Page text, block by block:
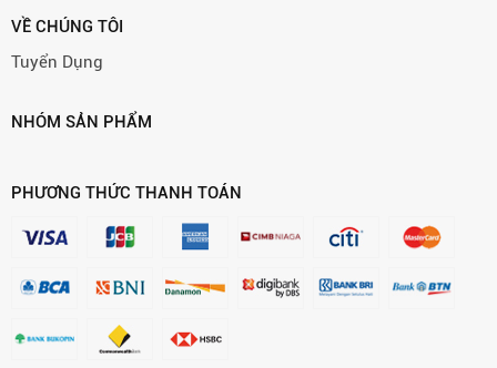
VỀ CHÚNG TÔI
Tuyển Dụng
NHÓM SẢN PHẨM
PHƯƠNG THỨC THANH TOÁN